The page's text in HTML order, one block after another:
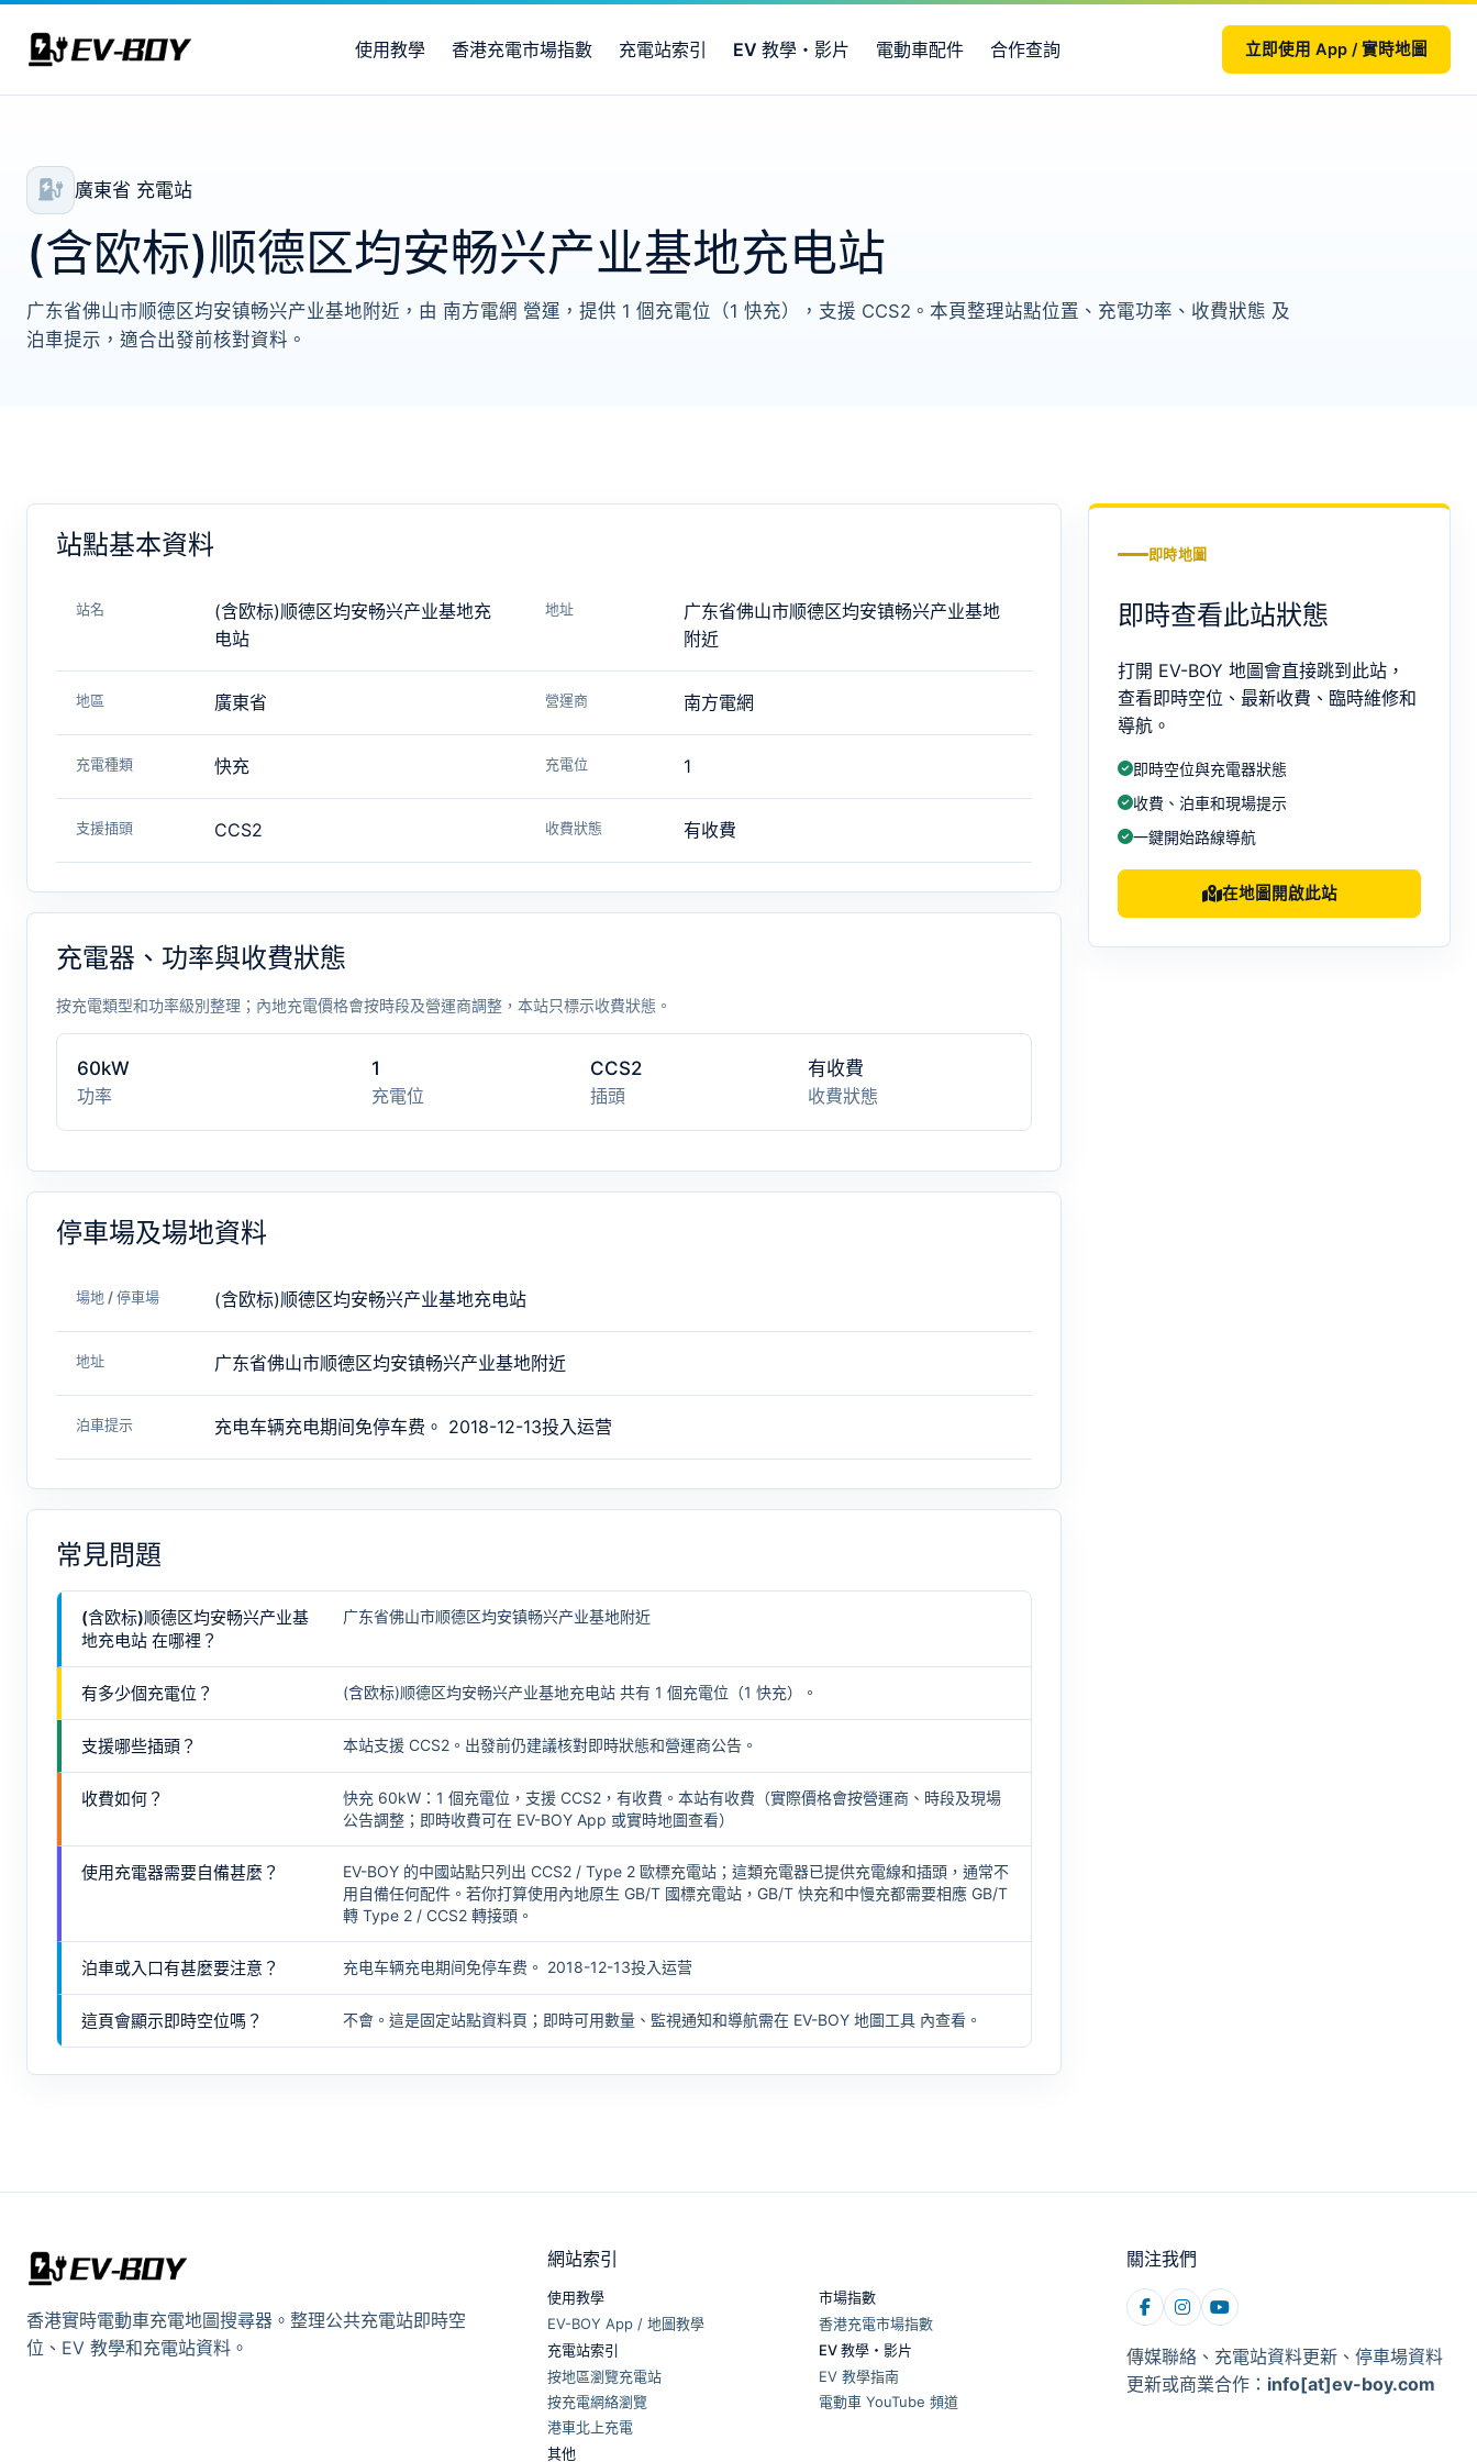
使用教學 香港充電市場指數 充電站索引 EV 教學・影片 電動車配件 合作查詢 立即使用 App / 實時地圖
廣東省 充電站
(含欧标)顺德区均安畅兴产业基地充电站
广东省佛山市顺德区均安镇畅兴产业基地附近，由 南方電網 營運，提供 1 個充電位（1 快充），支援 CCS2。本頁整理站點位置、充電功率、收費狀態 及
泊車提示，適合出發前核對資料。
站點基本資料
站名
(含欧标)顺德区均安畅兴产业基地充
电站
地址
广东省佛山市顺德区均安镇畅兴产业基地
附近
地區 廣東省 營運商 南方電網
充電種類 快充 充電位 1
支援插頭 CCS2 收費狀態 有收費
充電器、功率與收費狀態
按充電類型和功率級別整理；內地充電價格會按時段及營運商調整，本站只標示收費狀態。
60kW
功率
1
充電位
CCS2
插頭
有收費
收費狀態
停車場及場地資料
場地 / 停車場 (含欧标)顺德区均安畅兴产业基地充电站
地址 广东省佛山市顺德区均安镇畅兴产业基地附近
泊車提示 充电车辆充电期间免停车费。 2018-12-13投入运营
常見問題
(含欧标)顺德区均安畅兴产业基
地充电站 在哪裡？
广东省佛山市顺德区均安镇畅兴产业基地附近
有多少個充電位？ (含欧标)顺德区均安畅兴产业基地充电站 共有 1 個充電位（1 快充）。
支援哪些插頭？ 本站支援 CCS2。出發前仍建議核對即時狀態和營運商公告。
收費如何？
快充 60kW：1 個充電位，支援 CCS2，有收費。本站有收費（實際價格會按營運商、時段及現場
公告調整；即時收費可在 EV-BOY App 或實時地圖查看）
使用充電器需要自備甚麼？
EV-BOY 的中國站點只列出 CCS2 / Type 2 歐標充電站；這類充電器已提供充電線和插頭，通常不
用自備任何配件。若你打算使用內地原生 GB/T 國標充電站，GB/T 快充和中慢充都需要相應 GB/T
轉 Type 2 / CCS2 轉接頭 。
泊車或入口有甚麼要注意？ 充电车辆充电期间免停车费。 2018-12-13投入运营
這頁會顯示即時空位嗎？ 不會。這是固定站點資料頁；即時可用數量、監視通知和導航需在 EV-BOY 地圖工具 內查看。
即時地圖
即時查看此站狀態
打開 EV-BOY 地圖會直接跳到此站，
查看即時空位、最新收費、臨時維修和
導航。
即時空位與充電器狀態
收費、泊車和現場提示
一鍵開始路線導航
在地圖開啟此站
香港實時電動車充電地圖搜尋器。整理公共充電站即時空
位、EV 教學和充電站資料。
網站索引
使用教學
EV-BOY App / 地圖教學
市場指數
香港充電市場指數
充電站索引
按地區瀏覽充電站
按充電網絡瀏覽
港車北上充電
EV 教學・影片
EV 教學指南
電動車 YouTube 頻道
其他
關注我們
傳媒聯絡、充電站資料更新、停車場資料
更新或商業合作： info[at]ev-boy.com